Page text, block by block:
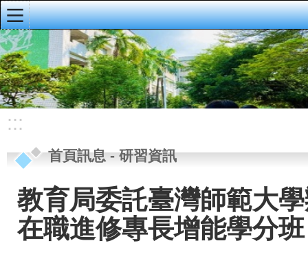
:::
明義首頁
首頁訊息
校園公佈欄
重要公告
研習資訊
校務手冊、行事
曆、導護輪值
:::
首頁訊息-研習資訊
教育局委託臺灣師範大
在職進修專長增能學分班